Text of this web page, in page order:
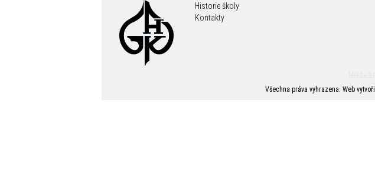
Historie školy
Kontakty
Všechna práva vyhrazena. Web vytvořil